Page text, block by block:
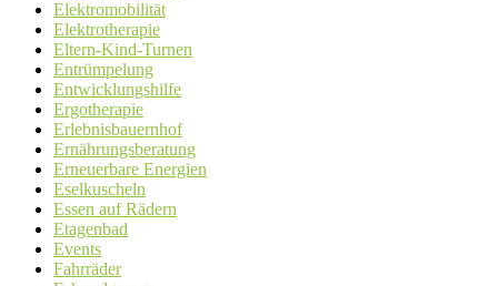
Elektromobilität
Elektrotherapie
Eltern-Kind-Turnen
Entrümpelung
Entwicklungshilfe
Ergotherapie
Erlebnisbauernhof
Ernährungsberatung
Erneuerbare Energien
Eselkuscheln
Essen auf Rädern
Etagenbad
Events
Fahrräder